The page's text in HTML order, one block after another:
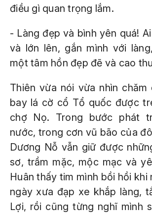
điều gì quan trọng lắm.
- Làng đẹp và bình yên quá!
và lớn lên, gắn mình với
một tâm hồn đẹp đẽ và cao
Thiên vừa nói vừa nhìn chăm
bay lá cờ cổ Tổ quốc được
chợ Nọ. Trong bước phát
nước, trong cơn vũ bão của
Dương Nỗ vẫn giữ được
sơ, trầm mặc, mộc mạc và
Huân thấy tim mình bồi hồi khi
ngày xưa đạp xe khắp làng,
Lợi, rồi cũng từng nghĩ mình